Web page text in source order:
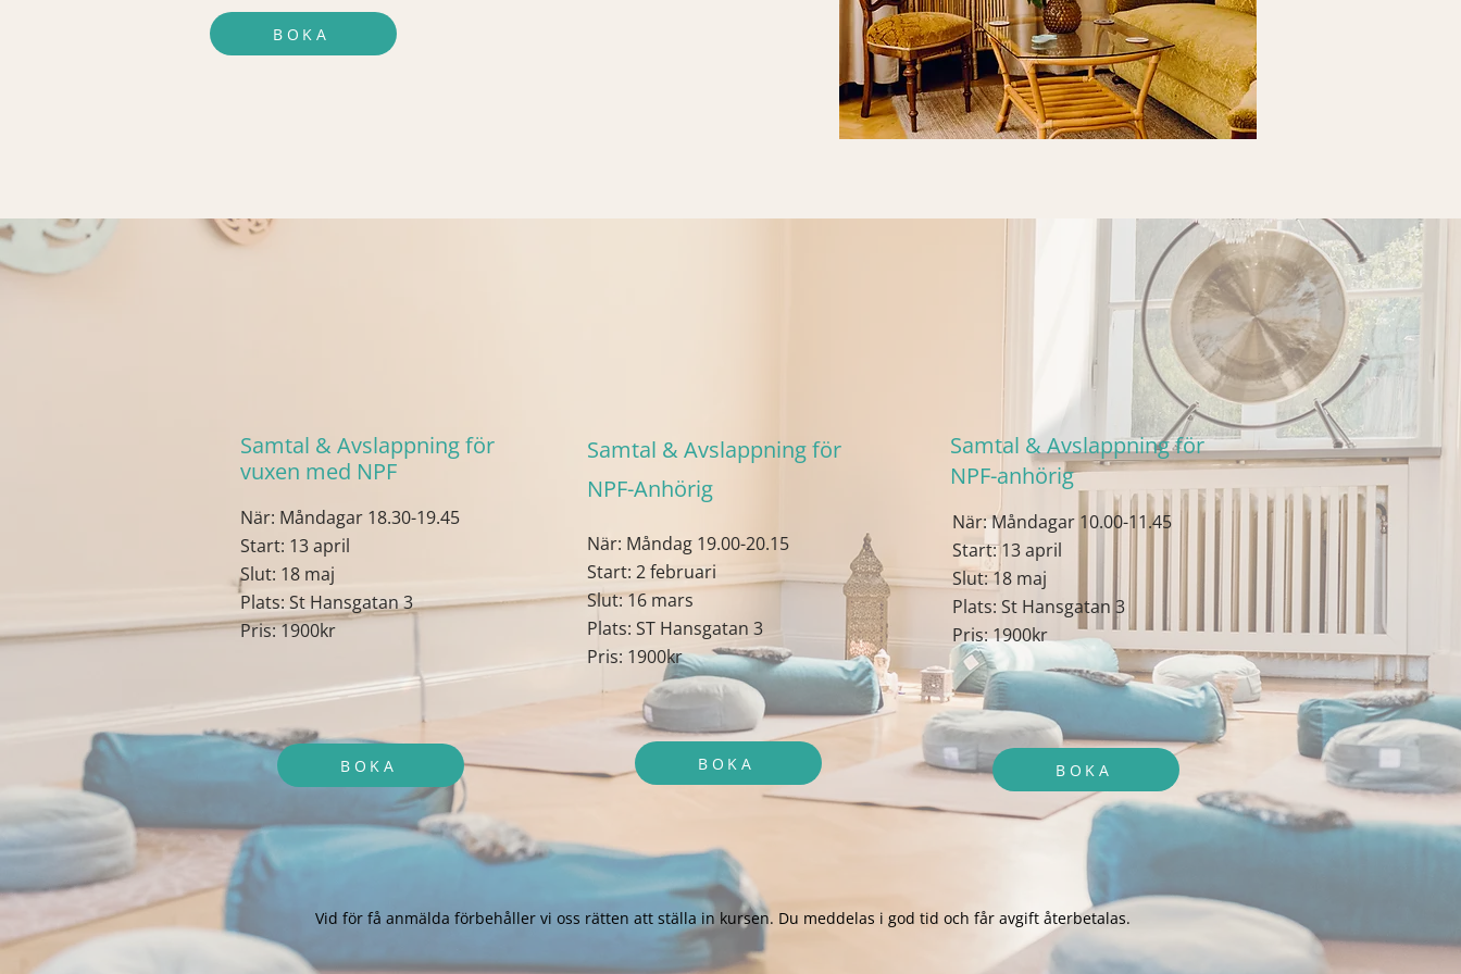
BOKA
Samtal & Avslappning för
vuxen med NPF
När: Måndagar 18.30-19.45
Start: 13 april
Slut: 18 maj
Plats: St Hansgatan 3
Pris: 1900kr
BOKA
Samtal & Avslappning för
NPF-Anhörig
När: Måndag 19.00-20.15
Start: 2 februari
Slut: 16 mars
Plats: ST Hansgatan 3
Pris: 1900kr
BOKA
Samtal & Avslappning för
NPF-anhörig
När: Måndagar 10.00-11.45
Start: 13 april
Slut: 18 maj
Plats: St Hansgatan 3
Pris: 1900kr
BOKA
Vid för få anmälda förbehåller vi oss rätten att ställa in kursen. Du meddelas i god tid och får avgift återbetalas.